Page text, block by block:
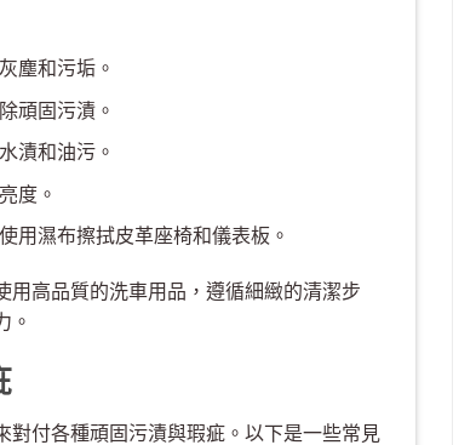
塵和污垢。
頑固污漬。
漬和油污。
度。
用濕布擦拭皮革座椅和儀表板。
高品質的洗車用品，遵循細緻的清潔步
。
付各種頑固污漬與瑕疵。以下是一些常見